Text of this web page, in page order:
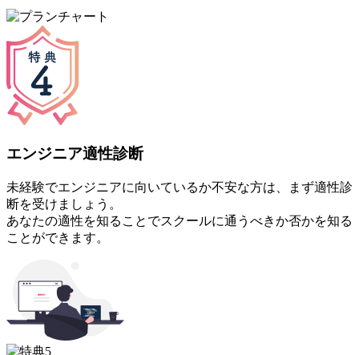
エンジニア適性診断
未経験でエンジニアに向いているか不安な方は、まず適性診
断を受けましょう。
あなたの適性を知ることでスクールに通うべきか否かを知る
ことができます。